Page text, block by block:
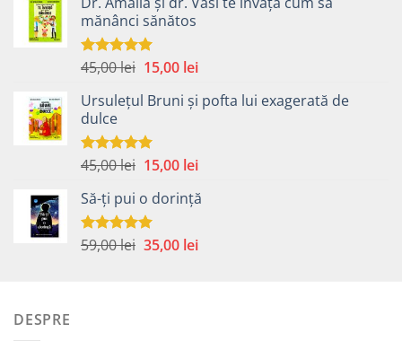
mănânci sănătos
Evaluat la
45,00lei Prețul
a
45,00 lei.
15,00 leiPrețul
este:
Ursulețul Bruni și pofta lui exagerată de
dulce
Evaluat la
45,00lei Prețul
a
fost:
45,00 lei.
15,00 leiPrețul
este:
Să-ți pui o dorință
Evaluat la
59,00lei Prețul
35,00 leiPrețul
DESPRE